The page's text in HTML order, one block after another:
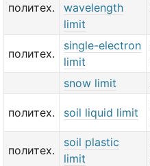
политех.
wavelength
limit
политех.
single-electron
limit
snow limit
политех. soil liquid limit
политех.
soil plastic
limit